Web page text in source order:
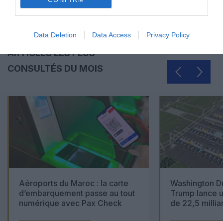
Data Deletion Data Access Privacy Policy
ARTICLES LES PLUS
CONSULTÉS DU MOIS
Aéroports du Maroc : la carte
d’embarquement passe au tout
numérique avec Pax Check
Washington
Trump lance
de 22,5